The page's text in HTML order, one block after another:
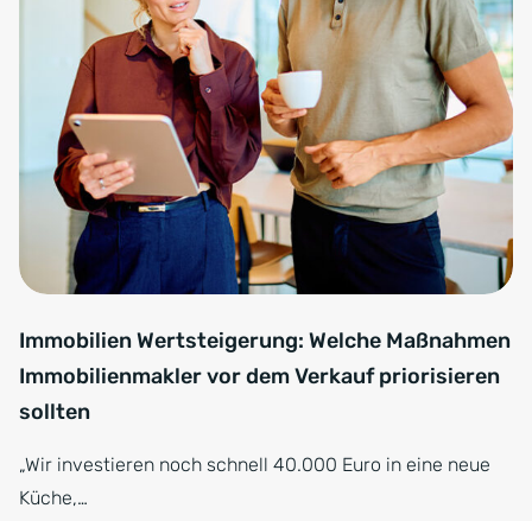
Immobilien Wertsteigerung: Welche Maßnahmen
Immobilienmakler vor dem Verkauf priorisieren
sollten
„Wir investieren noch schnell 40.000 Euro in eine neue
Küche,…